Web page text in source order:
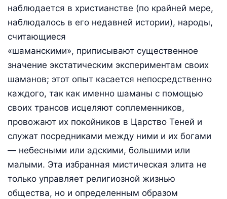
наблюдается в христианстве (по крайней мере,
наблюдалось в его недавней истории), народы,
считающиеся
«шаманскими», приписывают существенное
значение экстатическим экспериментам своих
шаманов; этот опыт касается непосредственно
каждого, так как именно шаманы с помощью
своих трансов исцеляют соплеменников,
провожают их покойников в Царство Теней и
служат посредниками между ними и их богами
— небесными или адскими, большими или
малыми. Эта избранная мистическая элита не
только управляет религиозной жизнью
общества, но и определенным образом